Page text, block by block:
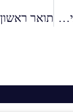
חשוב לדעת: כך פונים לפניות הציבור של המועצה להשכלה גבוהה